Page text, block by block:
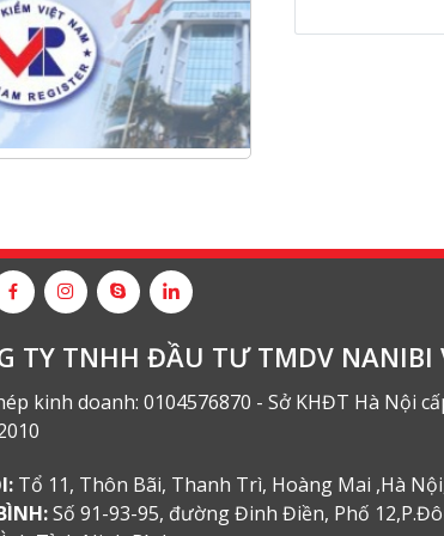
do chi hội tàu du lịch Hạ
khai trương văn phòng
Bình & kỷ niệm 15 năm phát
bền vững
TY TNHH ĐẦU TƯ TMDV NANIBI
kinh doanh: 0104576870 - Sở KHĐT Hà Nội
Tổ 11, Thôn Bãi, Thanh Trì, Hoàng Mai ,Hà
Số 91-93-95, đường Đinh Điền, Phố